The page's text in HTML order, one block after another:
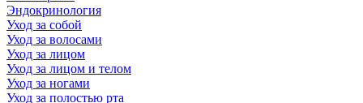
Эндокринология
Уход за собой
Уход за волосами
Уход за лицом
Уход за лицом и телом
Уход за ногами
Уход за полостью рта